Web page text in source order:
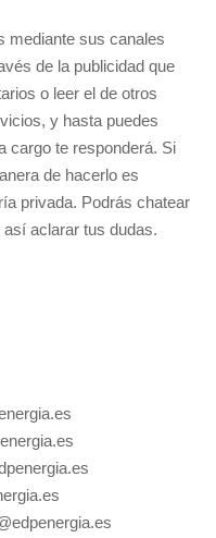
mediante sus canales
de la publicidad que
o leer el de otros
y hasta puedes
cargo te responderá. Si
de hacerlo es
privada. Podrás chatear
aclarar tus dudas.